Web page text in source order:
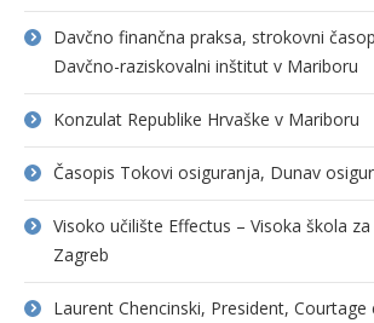
Davčno finančna praksa, strokovni
Davčno-raziskovalni inštitut v Mariboru
Konzulat Republike Hrvaške v Mariboru
Časopis Tokovi osiguranja, Dunav
Visoko učilište Effectus – Visoka škola
Zagreb
Laurent Chencinski, President, Courtage